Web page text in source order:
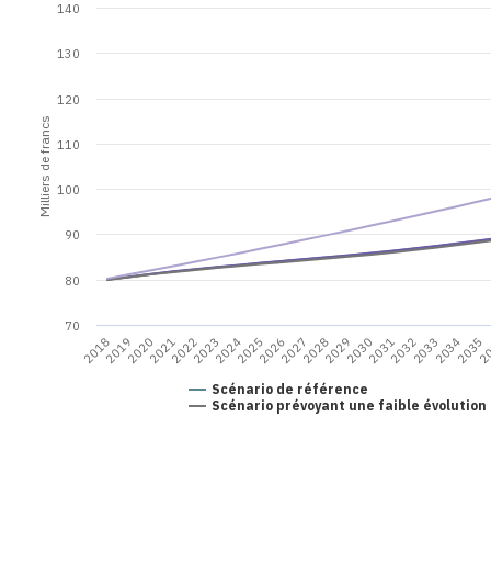
Milliers de francs
Scénario de référence
Scénario prévoyant une faible
201820192020202120222023202420252026202720282029203020312032203320342035
70
80
90
100
110
120
130
140